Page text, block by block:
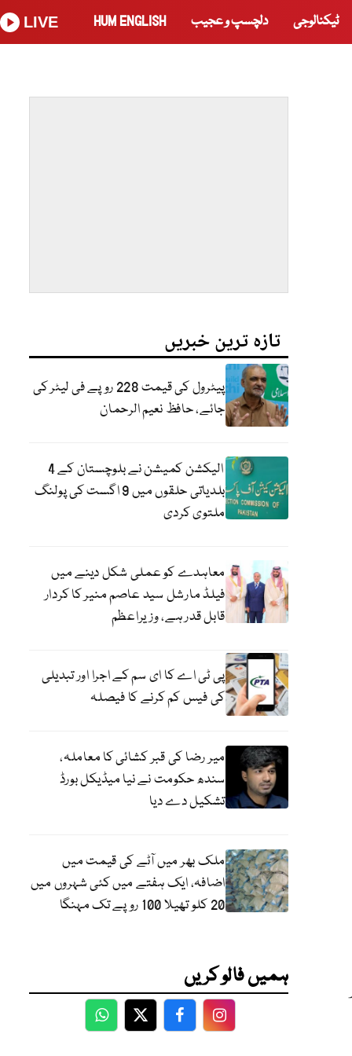
ٹیکنالوجی دلچسپ و عجیب HUM ENGLISH
LIVE
تازہ ترین خبریں
پیٹرول کی قیمت 228 روپے فی لیٹر کی
جائے، حافظ نعیم الرحمان
الیکشن کمیشن نے بلوچستان کے 4
بلدیاتی حلقوں میں 9 اگست کی پولنگ
ملتوی کردی
معاہدے کو عملی شکل دینے میں
فیلڈ مارشل سید عاصم منیر کا کردار
قابل قدر ہے، وزیراعظم
پی ٹی اے کا ای سم کے اجرا اور تبدیلی
کی فیس کم کرنے کا فیصلہ
میر رضا کی قبر کشائی کا معاملہ،
سندھ حکومت نے نیا میڈیکل بورڈ
تشکیل دے دیا
ملک بھر میں آٹے کی قیمت میں
اضافہ، ایک ہفتے میں کئی شہروں میں
20 کلو تھیلا 100 روپے تک مہنگا
ہمیں فالو کریں
WhatsApp
TwitterFacebookFacebook